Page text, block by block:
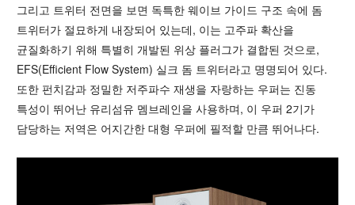
그리고 트위터 전면을 보면 독특한 웨이브 가이드 구조 속에 돔
트위터가 절묘하게 내장되어 있는데, 이는 고주파 확산을
균질화하기 위해 특별히 개발된 위상 플러그가 결합된 것으로,
EFS(Efficient Flow System) 실크 돔 트위터라고 명명되어 있다.
또한 펀치감과 정밀한 저주파수 재생을 자랑하는 우퍼는 진동
특성이 뛰어난 유리섬유 멤브레인을 사용하며, 이 우퍼 2기가
담당하는 저역은 어지간한 대형 우퍼에 필적할 만큼 뛰어나다.